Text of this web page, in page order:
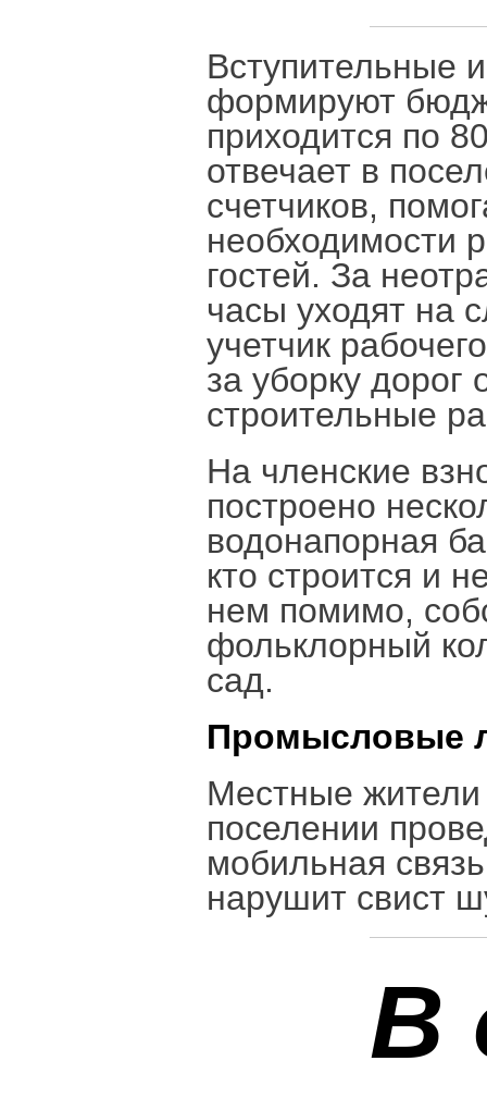
Вступительные
формируют
приходится по
отвечает в
счетчиков,
необходимости
гостей. За
часы уходят на
учетчик
за уборку дорог
строительные
На членские
построено
водонапорная
кто строится и
нем помимо,
фольклорный
сад.
Промысловые
Местные жители
поселении
мобильная
нарушит свист
В